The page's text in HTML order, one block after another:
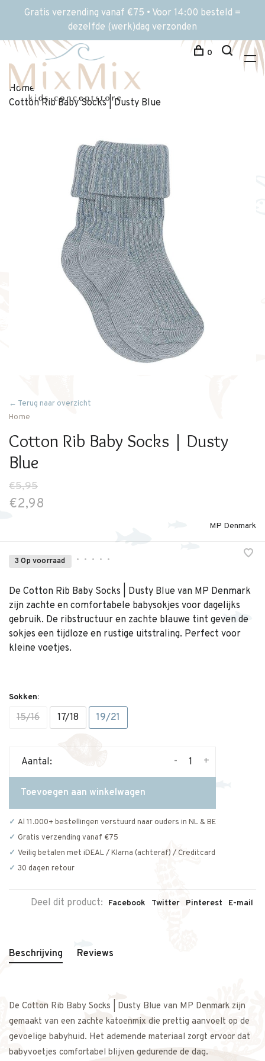
Gratis verzending vanaf €75 • Voor 14:00 besteld =
dezelfde (werk)dag verzonden
0
Home
Cotton Rib Baby Socks | Dusty Blue
← Terug naar overzicht
Home
Cotton Rib Baby Socks | Dusty
Blue
€5,95
€2,98
MP Denmark
3 Op voorraad • • • • •
De Cotton Rib Baby Socks | Dusty Blue van MP Denmark
zijn zachte en comfortabele babysokjes voor dagelijks
gebruik. De ribstructuur en zachte blauwe tint geven de
sokjes een tijdloze en rustige uitstraling. Perfect voor
kleine voetjes.
Sokken:
15/16 17/18 19/21
Aantal: +
-
Toevoegen aan winkelwagen
Al 11.000+ bestellingen verstuurd naar ouders in NL & BE
Gratis verzending vanaf €75
Veilig betalen met iDEAL / Klarna (achteraf) / Creditcard
30 dagen retour
Deel dit product: Facebook Twitter Pinterest E-mail
Beschrijving Reviews
De Cotton Rib Baby Socks | Dusty Blue van MP Denmark zijn
gemaakt van een zachte katoenmix die prettig aanvoelt op de
gevoelige babyhuid. Het ademende materiaal zorgt ervoor dat
babyvoetjes comfortabel blijven gedurende de dag.